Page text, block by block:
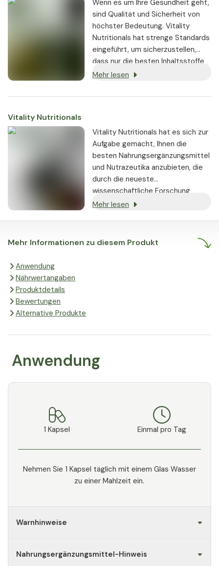
wir für folgende Gütekriterien ein:
Wenn es um Ihre Gesundheit geht,
sind Qualität und Sicherheit von
höchster Bedeutung. Vitality
Nutritionals hat strenge Standards
eingeführt, um sicherzustellen,
dass nur die besten Inhaltsstoffe
von seriösen Lieferanten bezogen
werden:
Mehr lesen
Mehr Informationen zu diesem Produkt
Anwendung
Nährwertangaben
Produktdetails
Bewertungen
Alternative Produkte
Anwendung
1 Kapsel Einmal pro Tag
Nehmen Sie 1 Kapsel täglich mit einem Glas Wasser
zu einer Mahlzeit ein.
Warnhinweise
Nahrungsergänzungsmittel-Hinweis
Vitality Nutritionals
Vitality Nutritionals hat es sich zur
Aufgabe gemacht, Ihnen die
besten Nahrungsergänzungsmittel
und Nutrazeutika anzubieten, die
durch die neueste
wissenschaftliche Forschung
gestützt werden und nachweislich
Mehr lesen